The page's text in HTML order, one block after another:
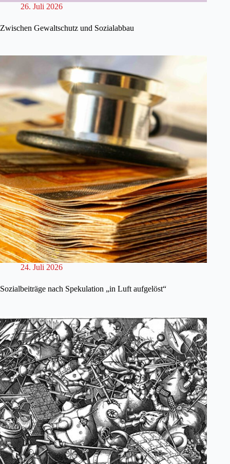
26. Juli 2026
Zwischen Gewaltschutz und Sozialabbau
24. Juli 2026
Sozialbeiträge nach Spekulation „in Luft aufgelöst“